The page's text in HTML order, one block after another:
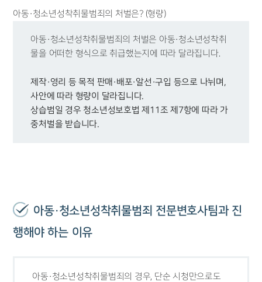
아동·청소년성착취물범죄의 처벌은? (형량)
아동·청소년성착취물범죄의 처벌은 아동·청소년성착취
물을 어떠한 형식으로 취급했는지에 따라 달라집니다.
제작·영리 등 목적 판매·배포·알선·구입 등으로 나뉘며,
사안에 따라 형량이 달라집니다.
상습범일 경우 청소년성보호법 제11조 제7항에 따라 가
중처벌을 받습니다.
아동·청소년성착취물범죄 전문변호사팀과 진
행해야 하는 이유
아동·청소년성착취물범죄의 경우, 단순 시청만으로도